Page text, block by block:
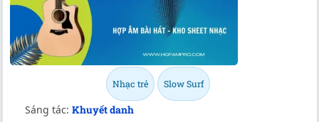
Nhạc trẻ Slow Surf
Sáng tác: Khuyết danh